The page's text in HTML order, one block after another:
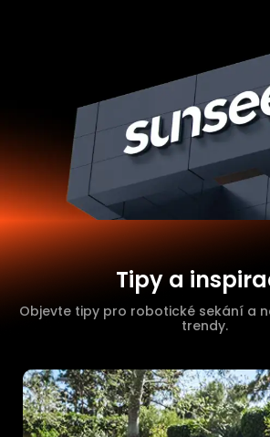
Tipy a
Objevte tipy pro robotické sekání a
trendy.